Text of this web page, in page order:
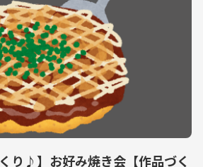
り♪】お好み焼き会【作品づく